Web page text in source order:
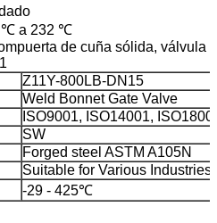
℃ a 232 ℃
de cuña sólida, válvula
Z11Y-800LB-DN15
Weld Bonnet Gate Valve
ISO9001, ISO14001,
SW
Forged steel ASTM A105N
Suitable for Various Industries
-29 - 425℃